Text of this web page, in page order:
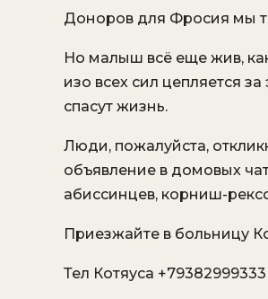
Доноров для Фросия мы
Но малыш всё еще жив,
изо всех сил цепляется
спасут жизнь.
Люди, пожалуйста,
объявление в домовых
абиссинцев, корниш-
Приезжайте в больницу
Тел Котяуса +79382999333